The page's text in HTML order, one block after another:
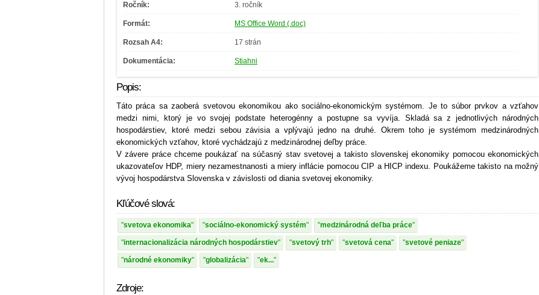
Ročník: 3. ročník
Formát: MS Office Word (.doc)
Rozsah A4: 17 strán
Dokumentácia: Stiahni
Popis:
Táto práca sa zaoberá svetovou ekonomikou ako sociálno-ekonomickým systémom. Je to súbor prvkov a vzťahov
medzi nimi, ktorý je vo svojej podstate heterogénny a postupne sa vyvíja. Skladá sa z jednotlivých národných
hospodárstiev, ktoré medzi sebou závisia a vplývajú jedno na druhé. Okrem toho je systémom medzinárodných
ekonomických vzťahov, ktoré vychádzajú z medzinárodnej deľby práce.
V závere práce chceme poukázať na súčasný stav svetovej a takisto slovenskej ekonomiky pomocou ekonomických
ukazovateľov HDP, miery nezamestnanosti a miery inflácie pomocou CIP a HICP indexu. Poukážeme takisto na možný
vývoj hospodárstva Slovenska v závislosti od diania svetovej ekonomiky.
Kľúčové slová:
svetova ekonomika sociálno-ekonomický systém medzinárodná deľba práce
internacionalizácia národných hospodárstiev svetový trh svetová cena svetové peniaze
národné ekonomiky globalizácia ek...
Zdroje: